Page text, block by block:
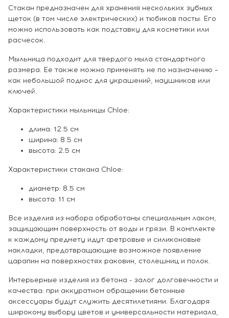
Стакан предназначен для хранения нескольких зубных
щеток (в том числе электрических) и тюбиков пасты. Его
можно использовать как подставку для косметики или
расчесок.
Мыльница подходит для твердого мыла стандартного
размера. Ее также можно применять не по назначению –
как небольшой поднос для украшений, наушников или
ключей.
Характеристики мыльницы Chloe:
длина: 12.5 см
ширина: 8.5 см
высота: 2.5 см
Характеристики стакана Chloe:
диаметр: 8.5 см
высота: 11 см
Все изделия из набора обработаны специальным лаком,
защищающим поверхность от воды и грязи. В комплекте
к каждому предмету идут фетровые и силиконовые
накладки, предотвращающие возможное появление
царапин на поверхностях раковин, столешниц и полок.
Интерьерные изделия из бетона - залог долговечности и
качества: при аккуратном обращении бетонные
аксессуары будут служить десятилетиями. Благодаря
широкому выбору цветов и универсальности материала,